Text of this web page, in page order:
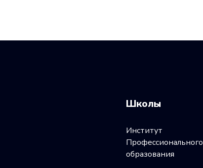
Школы
Институт
Профессионального
образования